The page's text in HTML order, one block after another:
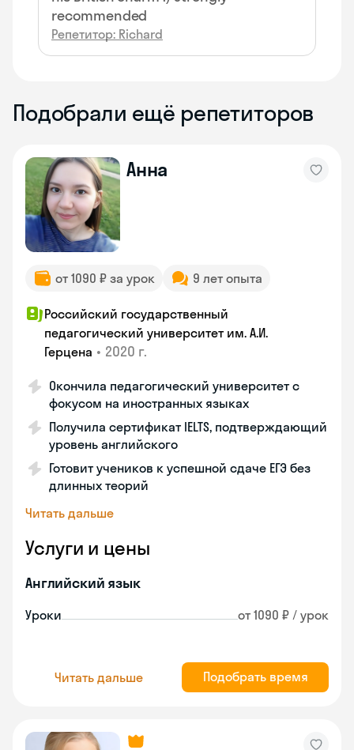
recommended
Репетитор: Richard
Подобрали ещё репетиторов
Анна
от 1090 ₽ за урок 9 лет опыта
Российский государственный
педагогический университет им. А.И.
Герцена • 2020 г.
Окончила педагогический университет с
фокусом на иностранных языках
Получила сертификат IELTS, подтверждающий
уровень английского
Готовит учеников к успешной сдаче ЕГЭ без
длинных теорий
Читать дальше
Услуги и цены
Английский язык
Уроки от 1090 ₽ / урок
Читать дальше Подобрать время